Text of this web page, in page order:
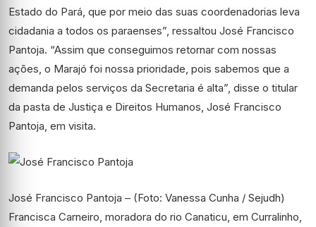
Estado do Pará, que por meio das suas coordenadorias leva
cidadania a todos os paraenses”, ressaltou José Francisco
Pantoja. “Assim que conseguimos retornar com nossas
ações, o Marajó foi nossa prioridade, pois sabemos que a
demanda pelos serviços da Secretaria é alta”, disse o titular
da pasta de Justiça e Direitos Humanos, José Francisco
Pantoja, em visita.
José Francisco Pantoja – (Foto: Vanessa Cunha / Sejudh)
Francisca Carneiro, moradora do rio Canaticu, em Curralinho,